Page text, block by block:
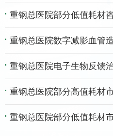
重钢总医院部分低值耗材
重钢总医院部分高值耗材
重钢总医院部分低值耗材